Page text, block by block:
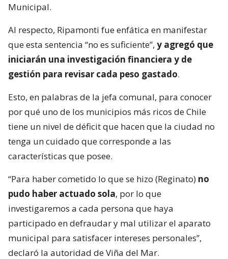
Municipal.
Al respecto, Ripamonti fue enfática en manifestar
que esta sentencia “no es suficiente”, y agregó que
iniciarán una investigación financiera y de
gestión para revisar cada peso gastado.
Esto, en palabras de la jefa comunal, para conocer
por qué uno de los municipios más ricos de Chile
tiene un nivel de déficit que hacen que la ciudad no
tenga un cuidado que corresponde a las
características que posee.
“Para haber cometido lo que se hizo (Reginato) no
pudo haber actuado sola, por lo que
investigaremos a cada persona que haya
participado en defraudar y mal utilizar el aparato
municipal para satisfacer intereses personales”,
declaró la autoridad de Viña del Mar.